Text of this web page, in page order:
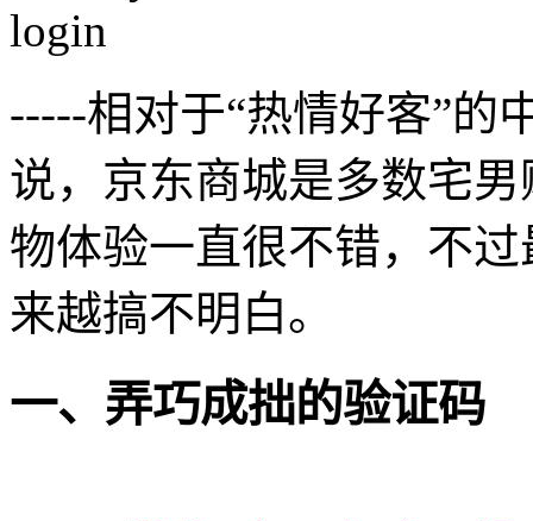
-----相对于“热情好客”的
说，京东商城是多数宅
物体验一直很不错，不
来越搞不明白。
一、弄巧成拙的验证码